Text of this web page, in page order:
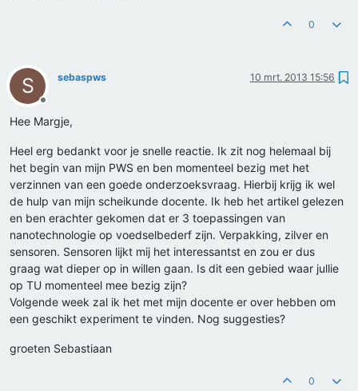
0
S
Offline
sebaspws 10 mrt. 2013 15:56
Hee Margje,
Heel erg bedankt voor je snelle reactie. Ik zit nog helemaal bij
het begin van mijn PWS en ben momenteel bezig met het
verzinnen van een goede onderzoeksvraag. Hierbij krijg ik wel
de hulp van mijn scheikunde docente. Ik heb het artikel gelezen
en ben erachter gekomen dat er 3 toepassingen van
nanotechnologie op voedselbederf zijn. Verpakking, zilver en
sensoren. Sensoren lijkt mij het interessantst en zou er dus
graag wat dieper op in willen gaan. Is dit een gebied waar jullie
op TU momenteel mee bezig zijn?
Volgende week zal ik het met mijn docente er over hebben om
een geschikt experiment te vinden. Nog suggesties?
groeten Sebastiaan
0